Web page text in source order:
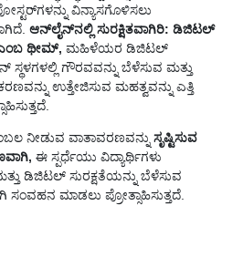
ವಿನ್ಯಾಸಗೊಳಿಸಲು
ಆನ್‌ಲೈನ್‌ನಲ್ಲಿ ಸುರಕ್ಷಿತವಾಗಿರಿ: ಡಿಜಿಟಲ್
ಎಂಬ ಥೀಮ್, ಮಹಿಳೆಯರ ಡಿಜಿಟಲ್
ಸ್ಥಳಗಳಲ್ಲಿ ಗೌರವವನ್ನು ಬೆಳೆಸುವ ಮತ್ತು
ಉತ್ತೇಜಿಸುವ ಮಹತ್ವವನ್ನು ಎತ್ತಿ
ನೀಡುವ ವಾತಾವರಣವನ್ನು ಸೃಷ್ಟಿಸುವ
ಈ ಸ್ಪರ್ಧೆಯು ವಿದ್ಯಾರ್ಥಿಗಳು
ಡಿಜಿಟಲ್ ಸುರಕ್ಷತೆಯನ್ನು ಬೆಳೆಸುವ
ಸಂವಹನ ಮಾಡಲು ಪ್ರೋತ್ಸಾಹಿಸುತ್ತದೆ.